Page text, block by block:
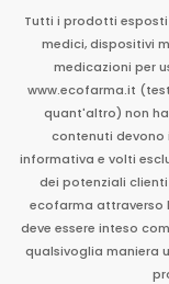
Tutti i prodotti
medici, dispositivi
medicazioni per
www.ecofarma.it
quant'altro) non
contenuti devono
informativa e volti
dei potenziali
ecofarma attraverso
deve essere inteso
qualsivoglia maniera